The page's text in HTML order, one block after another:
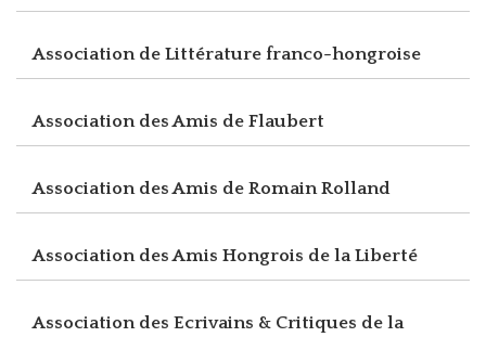
Association de Littérature franco-hongroise
Association des Amis de Flaubert
Association des Amis de Romain Rolland
Association des Amis Hongrois de la Liberté
Association des Ecrivains & Critiques de la